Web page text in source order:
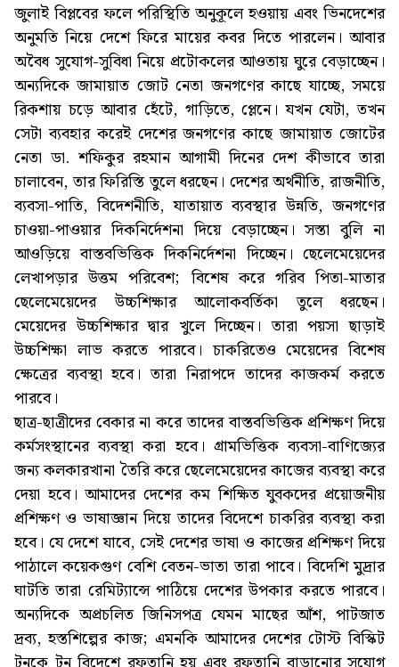
জুলাই বিপ্লবের ফলে পরিস্থিতি অনুকূলে হওয়ায় এবং ভিনদেশের
অনুমতি নিয়ে দেশে ফিরে মায়ের কবর দিতে পারলেন। আবার
অবৈধ সুযোগ-সুবিধা নিয়ে প্রটোকলের আওতায় ঘুরে বেড়াচ্ছেন।
অন্যদিকে জামায়াত জোট নেতা জনগণের কাছে যাচ্ছে, সময়ে
রিকশায় চড়ে আবার হেঁটে, গাড়িতে, প্লেনে। যখন যেটা, তখন
সেটা ব্যবহার করেই দেশের জনগণের কাছে জামায়াত জোটের
নেতা ডা. শফিকুর রহমান আগামী দিনের দেশ কীভাবে তারা
চালাবেন, তার ফিরিস্তি তুলে ধরছেন। দেশের অর্থনীতি, রাজনীতি,
ব্যবসা-পাতি, বিদেশনীতি, যাতায়াত ব্যবস্থার উন্নতি, জনগণের
চাওয়া-পাওয়ার দিকনির্দেশনা দিয়ে বেড়াচ্ছেন। সস্তা বুলি না
আওড়িয়ে বাস্তবভিত্তিক দিকনির্দেশনা দিচ্ছেন। ছেলেমেয়েদের
লেখাপড়ার উত্তম পরিবেশ; বিশেষ করে গরিব পিতা-মাতার
ছেলেমেয়েদের উচ্চশিক্ষার আলোকবর্তিকা তুলে ধরছেন।
মেয়েদের উচ্চশিক্ষার দ্বার খুলে দিচ্ছেন। তারা পয়সা ছাড়াই
উচ্চশিক্ষা লাভ করতে পারবে। চাকরিতেও মেয়েদের বিশেষ
ক্ষেত্রের ব্যবস্থা হবে। তারা নিরাপদে তাদের কাজকর্ম করতে
পারবে।
ছাত্র-ছাত্রীদের বেকার না করে তাদের বাস্তবভিত্তিক প্রশিক্ষণ দিয়ে
কর্মসংস্থানের ব্যবস্থা করা হবে। গ্রামভিত্তিক ব্যবসা-বাণিজ্যের
জন্য কলকারখানা তৈরি করে ছেলেমেয়েদের কাজের ব্যবস্থা করে
দেয়া হবে। আমাদের দেশের কম শিক্ষিত যুবকদের প্রয়োজনীয়
প্রশিক্ষণ ও ভাষাজ্ঞান দিয়ে তাদের বিদেশে চাকরির ব্যবস্থা করা
হবে। যে দেশে যাবে, সেই দেশের ভাষা ও কাজের প্রশিক্ষণ দিয়ে
পাঠালে কয়েকগুণ বেশি বেতন-ভাতা তারা পাবে। বিদেশি মুদ্রার
ঘাটতি তারা রেমিট্যান্সে পাঠিয়ে দেশের উপকার করতে পারবে।
অন্যদিকে অপ্রচলিত জিনিসপত্র যেমন মাছের আঁশ, পাটজাত
দ্রব্য, হস্তশিল্পের কাজ; এমনকি আমাদের দেশের টোস্ট বিস্কিট